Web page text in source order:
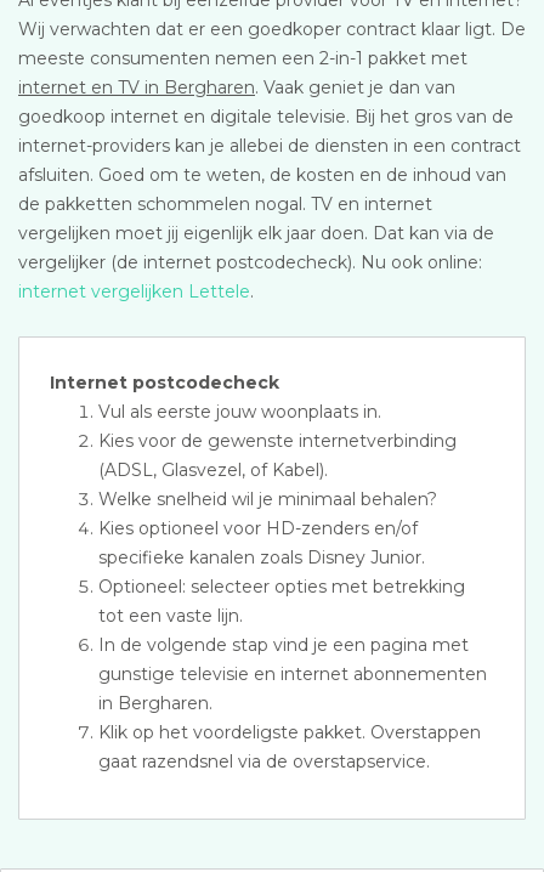
Wij verwachten dat er een goedkoper contract klaar ligt. De
meeste consumenten nemen een 2-in-1 pakket met
internet en TV in Bergharen. Vaak geniet je dan van
goedkoop internet en digitale televisie. Bij het gros van de
internet-providers kan je allebei de diensten in een contract
afsluiten. Goed om te weten, de kosten en de inhoud van
de pakketten schommelen nogal. TV en internet
vergelijken moet jij eigenlijk elk jaar doen. Dat kan via de
vergelijker (de internet postcodecheck). Nu ook online:
internet vergelijken Lettele.
Internet postcodecheck
Vul als eerste jouw woonplaats in.
Kies voor de gewenste internetverbinding
(ADSL, Glasvezel, of Kabel).
Welke snelheid wil je minimaal behalen?
Kies optioneel voor HD-zenders en/of
specifieke kanalen zoals Disney Junior.
Optioneel: selecteer opties met betrekking
tot een vaste lijn.
In de volgende stap vind je een pagina met
gunstige televisie en internet abonnementen
in Bergharen.
Klik op het voordeligste pakket. Overstappen
gaat razendsnel via de overstapservice.